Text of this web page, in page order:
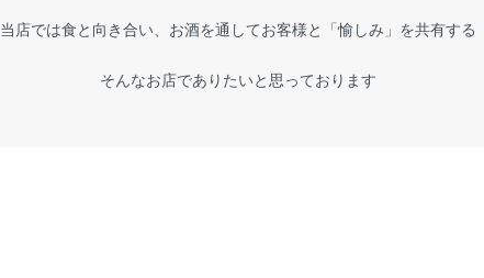
当店では食と向き合い、お酒を通してお客様と「愉しみ」を共有する
そんなお店でありたいと思っております